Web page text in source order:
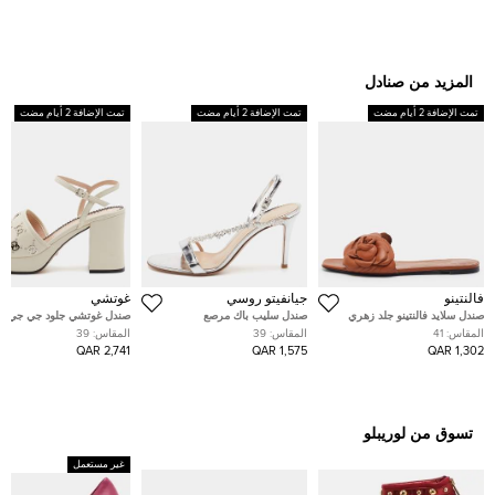
المزيد من صنادل
تمت الإضافة 2 أيام مضت
فالنتينو
صندل سلايد فالنتينو جلد زهري
فوشيا بالشعار مقاس 37.5
المقاس: 41
1,302 QAR
تمت الإضافة 2 أيام مضت
جيانفيتو روسي
صندل سليب باك مرصع
بالكريستال جلد فضي لامع جيانفيتو
روسي مانهاتن مقاس 39
المقاس: 39
1,575 QAR
تمت الإضافة 2 أيام مضت
غوتشي
صندل غوتشي جلود جي جي
39 منصة إغلاق حول الكاحل
أبيض داكن
المقاس: 39
2,741 QAR
تسوق من لوريبلو
غير مستعمل